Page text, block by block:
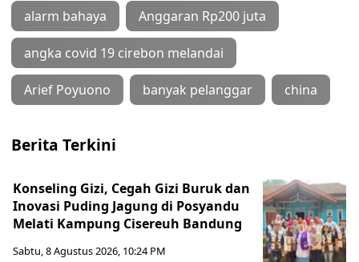
alarm bahaya Anggaran Rp200 juta
angka covid 19 cirebon melandai
Arief Poyuono banyak pelanggar china
Berita Terkini
Konseling Gizi, Cegah Gizi Buruk dan
Inovasi Puding Jagung di Posyandu
Melati Kampung Cisereuh Bandung
Sabtu, 8 Agustus 2026, 10:24 PM